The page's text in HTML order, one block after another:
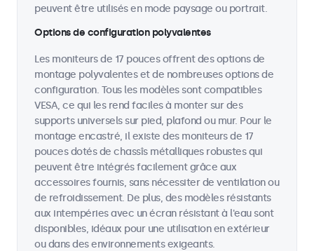
peuvent être utilisés en mode paysage ou portrait.
Options de configuration polyvalentes
Les moniteurs de 17 pouces offrent des options de
montage polyvalentes et de nombreuses options de
configuration. Tous les modèles sont compatibles
VESA, ce qui les rend faciles à monter sur des
supports universels sur pied, plafond ou mur. Pour le
montage encastré, il existe des moniteurs de 17
pouces dotés de chassîs métalliques robustes qui
peuvent être intégrés facilement grâce aux
accessoires fournis, sans nécessiter de ventilation ou
de refroidissement. De plus, des modèles résistants
aux intempéries avec un écran résistant à l'eau sont
disponibles, idéaux pour une utilisation en extérieur
ou dans des environnements exigeants.